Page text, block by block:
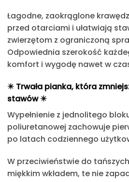
Łagodne, zaokrąglone
przed otarciami i ułatwiają
zwierzętom z ograniczoną
Odpowiednia szerokość
komfort i wygodę nawet w
✴️ Trwała pianka, która
stawów✴️
Wypełnienie z jednolitego
poliuretanowej zachowuje
po latach codziennego
W przeciwieństwie do
miękkim wkładem, te nie